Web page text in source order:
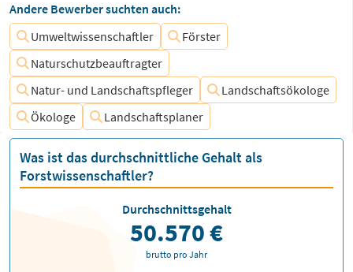
Andere Bewerber suchten auch:
Umweltwissenschaftler
Förster
Naturschutzbeauftragter
Natur- und Landschaftspfleger
Landschaftsökologe
Ökologe
Landschaftsplaner
Was ist das durchschnittliche Gehalt als
Forstwissenschaftler?
Durchschnittsgehalt
50.570 €
brutto pro Jahr